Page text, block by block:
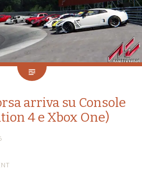
arriva su Console
4 e Xbox One)